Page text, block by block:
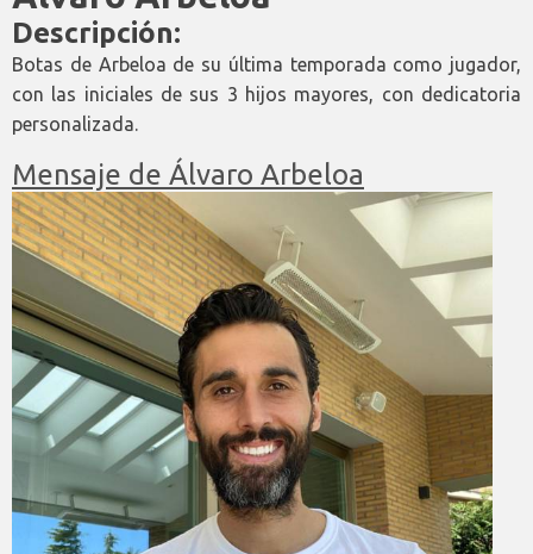
Descripción:
Botas de Arbeloa de su última temporada como jugador,
con las iniciales de sus 3 hijos mayores, con dedicatoria
personalizada.
Mensaje de Álvaro Arbeloa